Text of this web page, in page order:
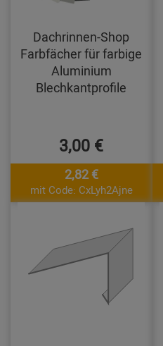
Dachrinnen-Shop
Farbfächer für farbige
Aluminium
Blechkantprofile
3,00 €
2,82 €
mit Code: CxLyh2Ajne